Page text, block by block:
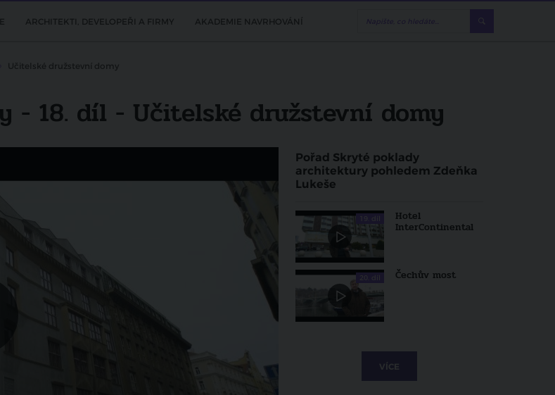
ARCHITEKTI, DEVELOPEŘI A FIRMY AKADEMIE NAVRHOVÁNÍ
Učitelské družstevní domy
18. díl - Učitelské družstevní domy
poklady architektury - Hotel
Pořad Skryté poklady
architektury pohledem Zdeňka
Lukeše
Hotel
InterContinental
Čechův most
VÍCE